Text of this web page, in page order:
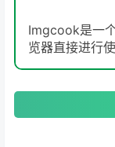
Imgcook是一
览器直接进行